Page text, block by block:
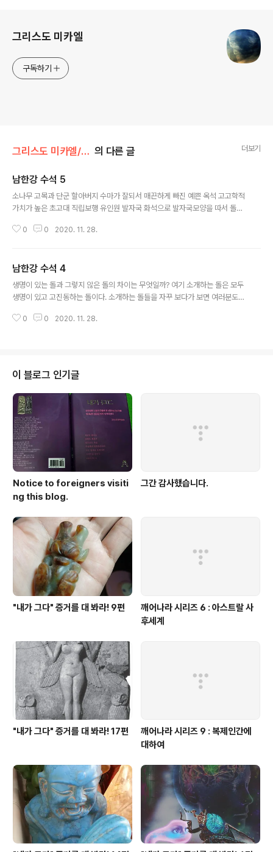
그리스도 미카엘
구독하기
그리스도 미카엘/미카엘의 수석갤러리 의 다른 글 더보기
남한강 수석 5
소나무 고목과 단군 할아버지 수마가 잘되서 매끈하게 빠진 예쁜 옥석 고고학적
가치가 높은 초고대 직립보행 유인원 발자국 화석으로 발자국모양을 따서 돌이
단단한 검은 묵석에 산이 나오고 해나 달이 떠 있는 문양돌하나 발견하기가 평
모양으로 되었다는 사실이다 이 돌 또한 그냥 묵석이 아니라 운석돌이다. 엄청
난 에너지가 들어 있어 명상이나 기도할 때 이 돌을 들고 할 때가 종종 있다. 남
한강 돌이 아니라 내가 어릴때 놀던 경북 군위군 우보면 우보중학교 앞 위천 개
0 0 2020. 11. 28.
남한강 수석 4
생명이 있는 돌과 그렇지 않은 돌의 차이는 무엇일까? 여기 소개하는 돌은 모두
생명이 있고 고진동하는 돌이다. 소개하는 돌들을 자꾸 보다가 보면 여러분도
럼 말이다.
0 0 2020. 11. 28.
이 블로그 인기글
Notice to foreigners visiti
ng this blog.
그간 감사했습니다.
"내가 그다" 증거를 대 봐라! 9편
깨어나라 시리즈 6 : 아스트랄 사
후세계
"내가 그다" 증거를 대 봐라! 17편
깨어나라 시리즈 9 : 복제인간에
대하여